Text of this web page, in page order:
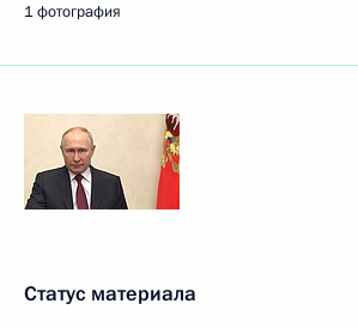
1 фотография
Статус материала